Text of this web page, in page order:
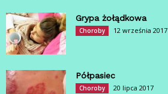
Grypa żołądkowa
Choroby 12 września 2017
Półpasiec
Choroby 20 lipca 2017